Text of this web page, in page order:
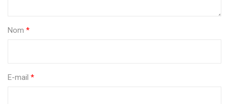
Nom *
E-mail *